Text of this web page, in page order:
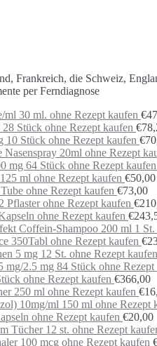
Frankreich, die Schweiz,
per Ferndiagnose
ml 30 ml. ohne Rezept kaufen €
Stück ohne Rezept kaufen €
10 Stück ohne Rezept kaufen €
20ml ohne Rezept
mg 64 Stück ohne Rezept kaufen
ml ohne Rezept kaufen €50,00
ohne Rezept kaufen €73,00
Pflaster ohne Rezept kaufen €
ohne Rezept kaufen €
Coffein-Shampoo 200 ml 1 St.
350Tabl ohne Rezept kaufen €
5 mg 12 St. ohne Rezept kaufen
mg/2.5 mg 84 Stück ohne Rezept
ohne Rezept kaufen €366,00
250 ml ohne Rezept kaufen €
10mg/ml 150 ml ohne Rezept
ohne Rezept kaufen €20,00
Tücher 12 st. ohne Rezept
100 mcg ohne Rezept kaufen